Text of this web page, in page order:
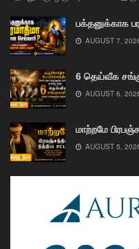
பக்தனுக்காக
AUGUST 7,
6 தெய்வீக
AUGUST 6,
மாற்றமே
AUGUST 5,